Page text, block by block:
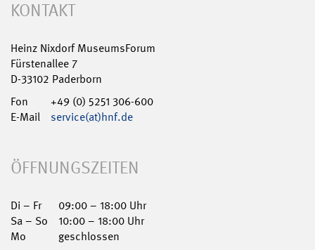
KONTAKT
Heinz Nixdorf MuseumsForum
Fürstenallee 7
D-33102 Paderborn
Fon
+49 (0) 5251 306-600
E-Mail
service(at)hnf.de
ÖFFNUNGSZEITEN
Di – Fr
09:00 – 18:00 Uhr
Sa – So
10:00 – 18:00 Uhr
Mo
geschlossen